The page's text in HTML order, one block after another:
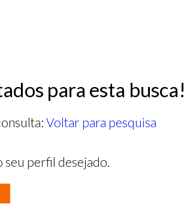
para esta busca!
Voltar para pesquisa
perfil desejado.